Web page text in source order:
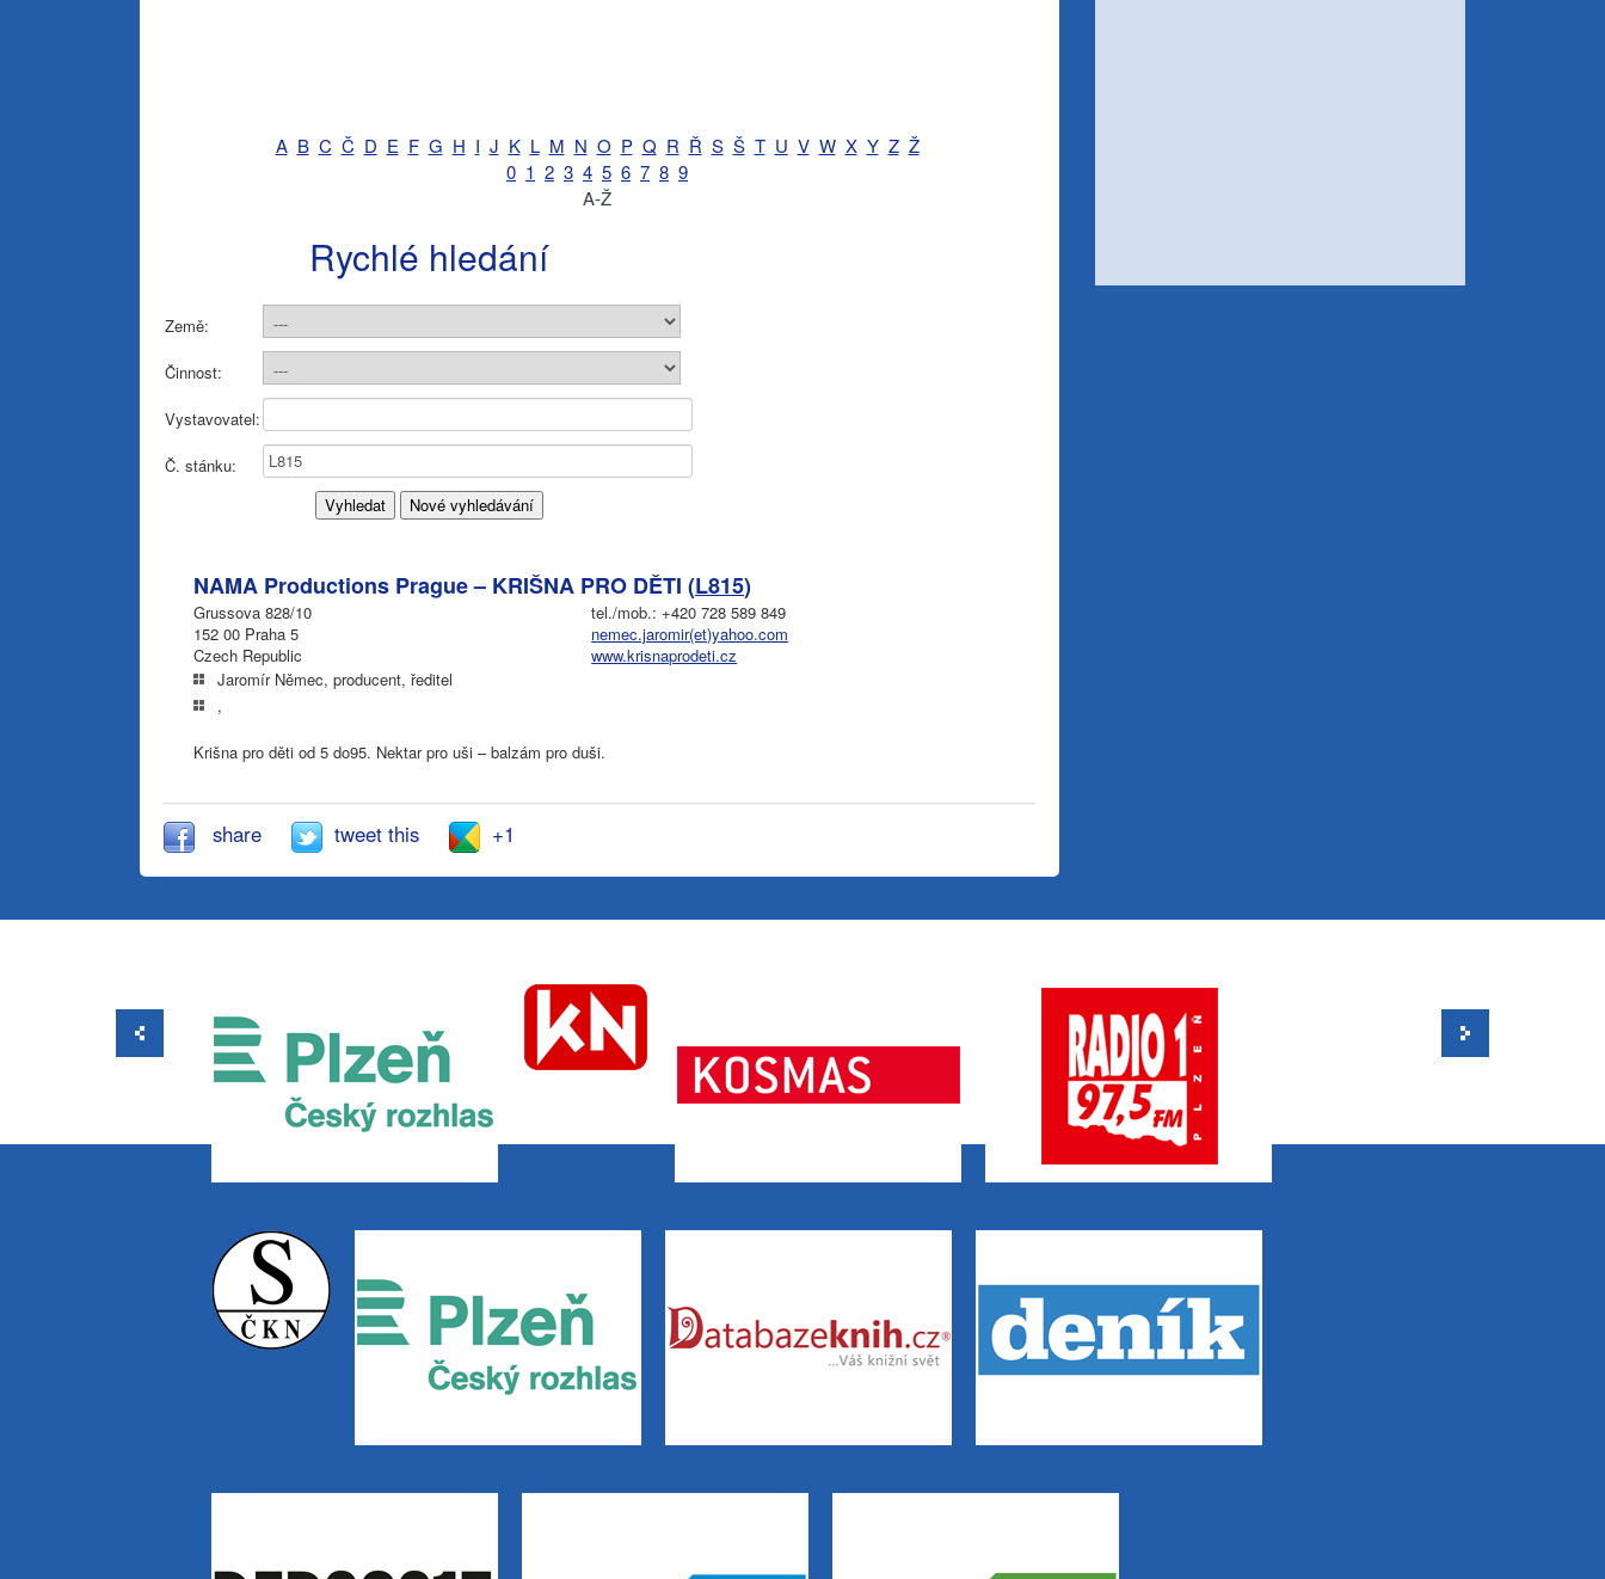
A B C Č D E F G H I J K L M N O P Q R Ř S Š T U V W X Y Z Ž
0 1 2 3 4 5 6 7 8 9
A-Ž
Rychlé hledání
Země:
Činnost:
Vystavovatel:
Č. stánku:
NAMA Productions Prague – KRIŠNA PRO DĚTI (L815)
Grussova 828/10
152 00 Praha 5
Czech Republic
Jaromír Němec, producent, ředitel
,
tel./mob.: +420 728 589 849
nemec.jaromir(et)yahoo.com
www.krisnaprodeti.cz
Krišna pro děti od 5 do95. Nektar pro uši – balzám pro duši.
share tweet this +1